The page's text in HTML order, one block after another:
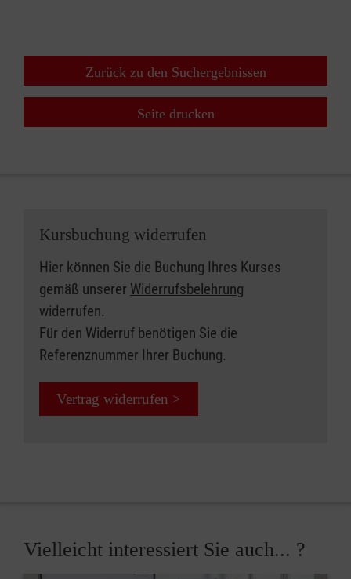
Zurück zu den Suchergebnissen
Seite drucken
Kursbuchung widerrufen
Hier können Sie die Buchung Ihres Kurses
gemäß unserer Widerrufsbelehrung
widerrufen.
Für den Widerruf benötigen Sie die
Referenznummer Ihrer Buchung.
Vertrag widerrufen >
Vielleicht interessiert Sie auch... ?